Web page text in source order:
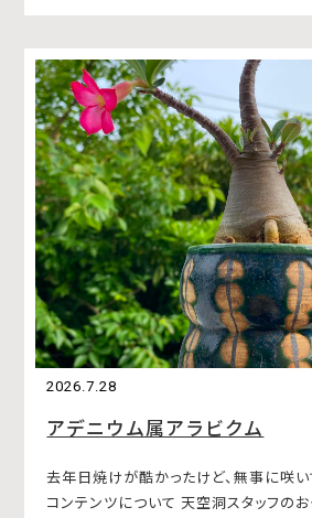
2026.7.28
アデニウム属アラビクム
去年日焼けが酷かったけど、無事に咲
コンテンツについて 天空洞スタッフのお